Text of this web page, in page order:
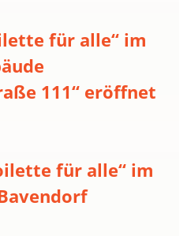
für alle“ im
111“ eröffnet
für alle“ im